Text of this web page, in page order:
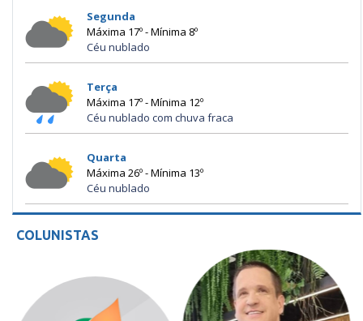
Segunda
Máxima 17º - Mínima 8º
Céu nublado
Terça
Máxima 17º - Mínima 12º
Céu nublado com chuva fraca
Quarta
Máxima 26º - Mínima 13º
Céu nublado
COLUNISTAS